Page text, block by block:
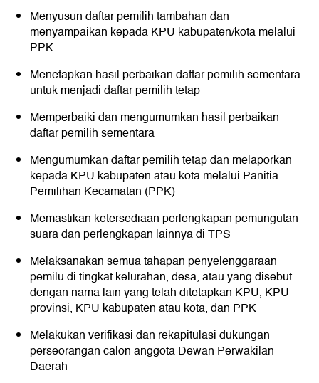
Menyusun daftar pemilih tambahan dan
menyampaikan kepada KPU kabupaten/kota melalui
PPK
Menetapkan hasil perbaikan daftar pemilih sementara
untuk menjadi daftar pemilih tetap
Memperbaiki dan mengumumkan hasil perbaikan
daftar pemilih sementara
Mengumumkan daftar pemilih tetap dan melaporkan
kepada KPU kabupaten atau kota melalui Panitia
Pemilihan Kecamatan (PPK)
Memastikan ketersediaan perlengkapan pemungutan
suara dan perlengkapan lainnya di TPS
Melaksanakan semua tahapan penyelenggaraan
pemilu di tingkat kelurahan, desa, atau yang disebut
dengan nama lain yang telah ditetapkan KPU, KPU
provinsi, KPU kabupaten atau kota, dan PPK
Melakukan verifikasi dan rekapitulasi dukungan
perseorangan calon anggota Dewan Perwakilan
Daerah